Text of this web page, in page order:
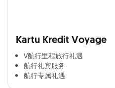
Kartu Kredit Voyage
V航行里程旅行礼遇
航行礼宾服务
航行专属礼遇